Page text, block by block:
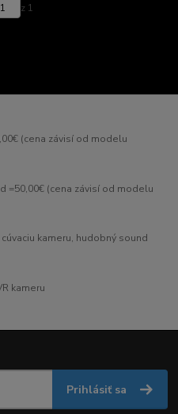
z 1
(cena závisí od modelu
=50,00€ (cena závisí od modelu
kameru, hudobný sound
kameru
Prihlásiť sa